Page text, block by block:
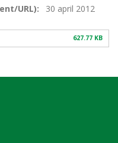
URL)
30 april 2012
627.77 KB